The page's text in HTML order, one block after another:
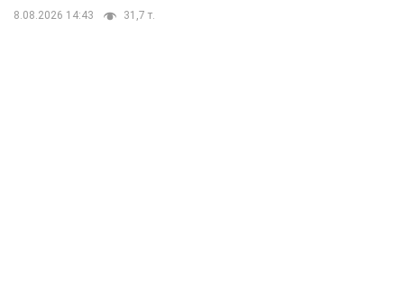
8.08.2026 14:43 31,7 т.